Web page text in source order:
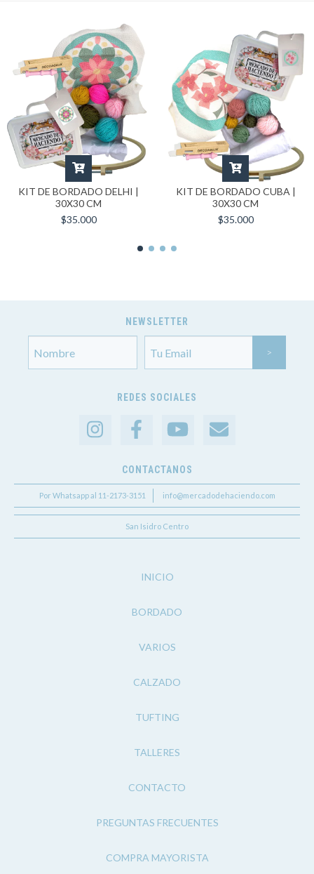
KIT DE BORDADO DELHI |
30X30 CM
$35.000
KIT DE BORDADO CUBA |
30X30 CM
$35.000
NEWSLETTER
REDES SOCIALES
CONTACTANOS
Por Whatsapp al 11-2173-3151 info@mercadodehaciendo.com
San Isidro Centro
INICIO
BORDADO
VARIOS
CALZADO
TUFTING
TALLERES
CONTACTO
PREGUNTAS FRECUENTES
COMPRA MAYORISTA